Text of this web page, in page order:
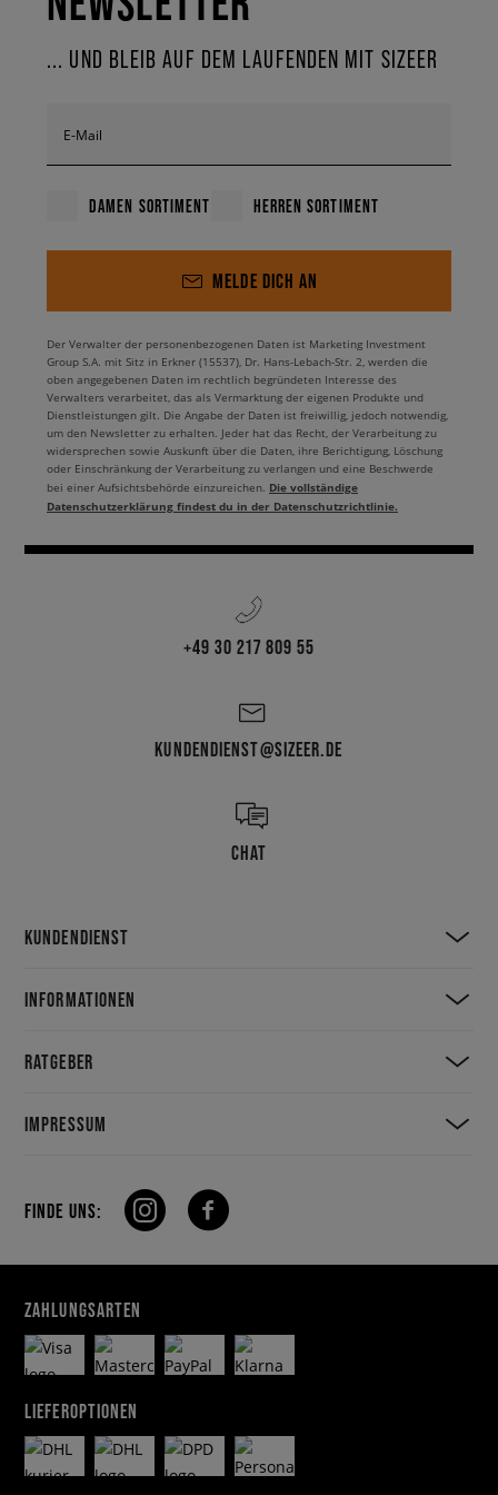
Wenn du Abendteuer liebst und auf futuristisches Aussehen stehst, dann
hat einige interessante Naturfarbenkombis am Start, wie zum Beispiel
Für welche Version wirst du dich entscheiden?
... UND BLEIB AUF DEM LAUFENDEN MIT SIZEER
E-Mail
DAMEN SORTIMENT HERREN SORTIMENT
MELDE DICH AN
Der Verwalter der personenbezogenen Daten ist Marketing Investment
Group S.A. mit Sitz in Erkner (15537), Dr. Hans-Lebach-Str. 2, werden die
oben angegebenen Daten im rechtlich begründeten Interesse des
Verwalters verarbeitet, das als Vermarktung der eigenen Produkte und
Dienstleistungen gilt. Die Angabe der Daten ist freiwillig, jedoch notwendig,
um den Newsletter zu erhalten. Jeder hat das Recht, der Verarbeitung zu
widersprechen sowie Auskunft über die Daten, ihre Berichtigung, Löschung
oder Einschränkung der Verarbeitung zu verlangen und eine Beschwerde
bei einer Aufsichtsbehörde einzureichen. Die vollständige
Datenschutzerklärung findest du in der Datenschutzrichtlinie.
+49 30 217 809 55
KUNDENDIENST@SIZEER.DE
CHAT
KUNDENDIENST
INFORMATIONEN
RATGEBER
IMPRESSUM
FINDE UNS:
ZAHLUNGSARTEN
LIEFEROPTIONEN